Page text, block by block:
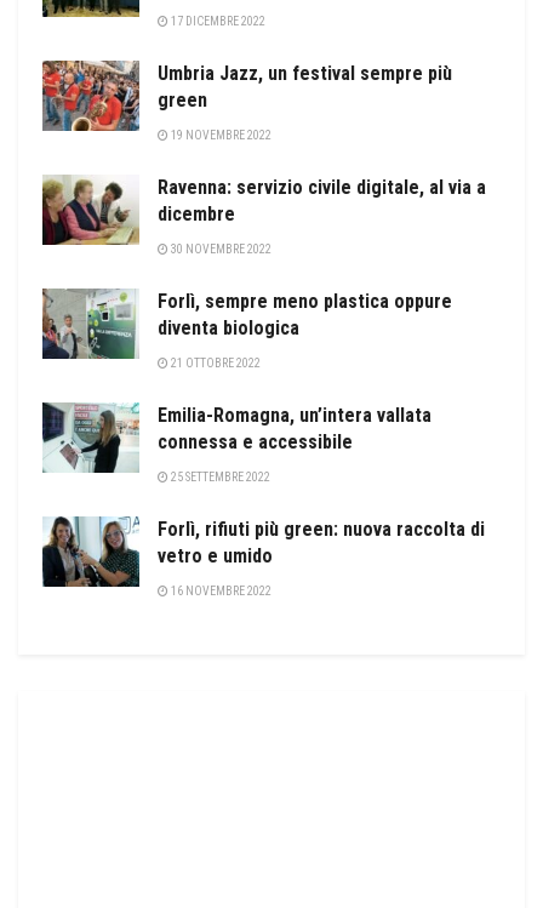
17 DICEMBRE 2022
Umbria Jazz, un festival sempre più
green
19 NOVEMBRE 2022
Ravenna: servizio civile digitale, al via a
dicembre
30 NOVEMBRE 2022
Forlì, sempre meno plastica oppure
diventa biologica
21 OTTOBRE 2022
Emilia-Romagna, un’intera vallata
connessa e accessibile
25 SETTEMBRE 2022
Forlì, rifiuti più green: nuova raccolta di
vetro e umido
16 NOVEMBRE 2022